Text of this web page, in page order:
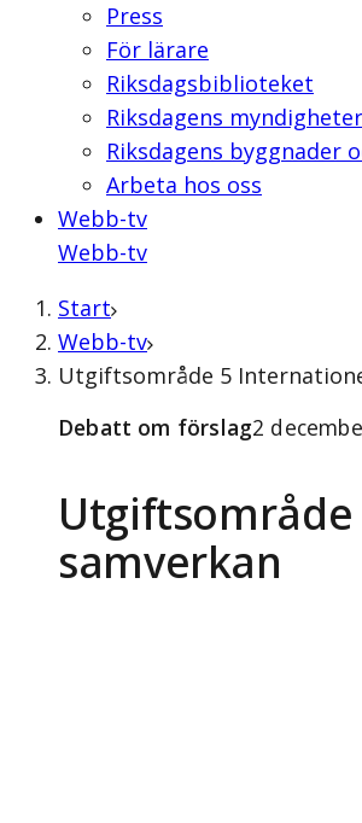
Press
För lärare
Riksdagsbiblioteket
Riksdagens
Riksdagens byggnader
Arbeta hos oss
Webb-tv
Webb-tv
Start
Webb-tv
Utgiftsområde 5
samverkan
Debatt om förslag2